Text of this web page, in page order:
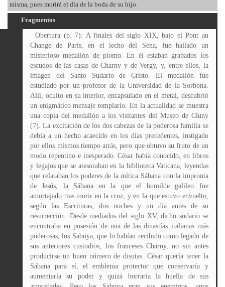
misma, pues morirá el día de la boda de su hijo.
Fragmentos
Obertura (p. 7): A finales del siglo XIX, bajo el Pont au Change de París, en el lecho del Sena, fue hallado un misterioso medallón de plomo. En él estaban grabados los escudos de las casas de Charny y de Vergy, y, entre ellos, la imagen del Santo Sudario de Cristo. El medallón fue estudiado por un profesor de la Universidad de la Sorbona. Allí, oculto en su interior, encapsulado en el metal, descubrió un enigmático mensaje templario. En la actualidad se muestra una copia del medallón a los visitantes del Museo de Cluny (7). La excitación de los dos cabezas de la poderosa familia se debía a un hecho acaecido en los días precedentes, instigado por ellos mismos tiempo atrás, pero que obtuvo su fruto de un modo repentino e inesperado. César había conocido, en libros y legajos que se atesoraban en la biblioteca Vaticana, leyendas que relataban los poderes de la mítica Sábana con la impronta de Jesús, la Sábana en la que el humilde galileo fue amortajado tras morir en la cruz, y en la que estuvo envuelto, según las Escrituras, dos noches y un día antes de su resurrección. Desde mediados del siglo XV, dicho sudario se encontraba en posesión de una de las dinastías italianas más poderosas, los Saboya, que lo habían recibido como legado de sus anteriores custodios, los franceses Charny, no sin antes producirse un buen número de disutas. César quería tener la Sábana para sí, el emblema protector que conservaría y aumentaría su poder y quizá borraría la huella de sus atrocidades. Pero los Saboya eran sus enemigos, unos enemigos poderosos que no se dejarían arrebatar tan preciada reliquia. Sólo la refinada astucia del joven Borgia podría idear un plan para conseguirla. Y este plan resultó, en el fondo, más sencillo de lo que imaginó en un principio, ya que apelaba a uno de los aspectos más íntimos y acervos de la naturaleza humana, al más bajo instinto del hombre: la lascivia. Los Borgia enviarían a una mujer joven, hermosa y carente de escrúpulos encargada de seducir a Carlos, el joven hijo de Filiberto, duque de Saboya; éste, engañado por la irresistible hembra y a petición suya, le mostraría la Sábana celosamente guardada, satisfaciendo en ella un deseo que debería obtener para él la ansiada recompensa de la carne. La mujer le pondría la miel en los labios, obligándole cada vez a mayores concesiones, hasta el momento en que podría sustraer la reliquia y huir de Chambéry levándola consigo. El plan había funcionado. Incluso antes de lo que César tenía previsto. Carlos de Saboya, todavía sólo un muchacho, sucumbió a os encantos de la pérfida agente de los Borgia. Se dejó enredar, en su ingenuidad, por las falsas palabras de amor, y permitió que el preciado Sudario fuera robado. Esto desencadenó una reacción de la familia que César tenía calculada. En primer lugar, lo mantendrán en secreto, tanto para preservar el buen nombre del chico como para evitar la hostilidad del pueblo que veneraba la reliquia, aunque le fuera mostrada en contadísimas ocasiones. Pero, además, tratarían de averiguar quién estaba detrás del robo, ya que era improbable que una sola persona urdiera la trama, consiguiera los salvoconductos falsos para penetrar en el territorio saboyano y tuviera la información necesaria y precisa para llevarla a cabo. Y era esto justamente lo que provocaba la excitación de los Borgia: necesitaban hacer deprisa una copia de la Sábana, tan exacta que nadie pudiera distinguirla: así podrían devolverla a los Saboya, aduciendo que la ladrona había sido apresada en sus territorios. Mantendrían para sí la reliquia auténtica a la para que obtendrían una ventaja diplomática (13-15). El recuerdo de lo que había ocurrido lo golpeó de repente. La impresión fue tal que, por un momento, no pudo siquiera respirar. Como había hecho en el río, abrió la boca tratando de robar un poco de aire. De nuevo sintió náuseas, e incluso saboreó otra vez el agua putrefacta. Con un gesto brusco soltó el medallón. Al golpear contra el suelo, se desprendió una parte de la coraza verdosa, dejando al descubierto algo de aspecto metálico. Estaba terriblemente asustado. Permaneció inmóvil en lasilla observando con horror el objeto. No se atrevía a moverse, pero tampoco quería que aquello permaneciera en su casa ni un instante más. Reuniendo todo el poco valor que le quedaba, se atrevió a levantarse y a ponerse de nuevo sus ropas. Todavía olían a fango y estaban húmedas. Mientras se vestía, no dejó de mirar el objeto que yacía en el suelo, en el mismo lugar en que lo había arrojado (31). También se incluía en el texto una breve reseña histórica, en la que se hablaba de algunas de las figuras más representativas de esa familia: Los orígenes de los Charny se pierden en los albores de la primera cruzada, que comenzó, bajo los auspicios del papa Urbano II, el día 27 de noviembre del 1095. A las órdenes de Godofredo de Bouillon, duque de la Baja Lorena, y con sólo diecisiete años, Cristián de Charny combatió en las sucesivas campañas que los cruzados llevaron a cabo en Tierra Santa: tras la conquista de Nicea y la derrota, en Dorilea, del grueso del ejército turco de Anatolia, participó en el sitio y asalto de Jerusalén, cuyos defensores egipcios fueron masacrados. Después de la guerra, Bouillon fue nombrado gobernador de Jerusalén, lugar en el que permaneció junto con un reducido grupo de hombres, entre ellos, Cristián de Charny. Tras la muerte del duque en el 1100, Cristián vuelve a Francia, a sus posesiones en el norte, donde se ve obligado a luchar de nuevo. Esta vez junto a Roberto II, duque de Normadía que, al año siguiente, invadió Inglaterra para arrebatársela a su hermano Enrique. Después de cinco años de falsas treguas, intrigas y batallas, Roberto es derrotado y Normandía pasa a manos de Enrique I, rey de Inglaterra. Hastiado por las luchas entre nobles cristianos, se une a las huestes de Hugo de la Champagne, que se dirigían a Palestina con el fin de proteger el reino latino de Jerusalén. Durante el largo viaje entabló amistad con uno de los capitanes del noble francés, Hugo de Payns. En 1118, éste y Cristián, junto con siete caballeros más, ofrecieron sus servicios y protección a Balduino II, entonces rey de Jerusalén, a quien Payns había conocido en el transcurso de la primera cruzada. Los caballeros fueron alojados en el templo de Salomón, por lo que recibieron el nombre de Caballeros del Temple o Templarios. Gilles se detuvo unos instantes. Le parecía haber oído un ruido a su espalda. Se irguió y escrutó a su alrededor para ver de qué se trataba. Sin embargo, como pudo comprobar, no había nadie en la sala excepto él. Tan sólo lo acompañaba el solemne retrato de Armand Jean du Plessis Richelieu, situado en uno de los extremos. El poderoso cardenal parecía estar más atento al académico que a los planos de La Sorbona, que sostenía en sus manos, aunque Bossuet no pensaba que fuera capaz de moverse. Probablemente no se tratara más que del crujido de las viejas maderas. -¿Me permitís continuar, monseñor? –interrogó al religioso antes de proseguir. Esta orden de monjes-guerreros se instituyó oficialmente nueve años más tarde, en el Concilio de Troyes de 1127, con el respaldo del papa Honorio II. Cristián de Charny siguió perteneciendo a ella hasta su muerte, acaecida en el 1141. La estirpe de los Charny estuvo a partir de entonces ligada inexorablemente a los templarios. Se cree que participaron en el saqueo de Constantinopla por los cruzados en 1204 aunque, después de esa fecha, no existe ningún dato sobre la familia hasta cien años más tarde, época en la que vivió Godofredo de Charny, maestre de la orden templaria de Normandía, que fue condenado a morir en la hoguera por orden de Felipe IV de Francia, junto al gran maestre, Jacobo de Molay, durante el proceso que destruyó la Orden del Temple. El académico se sorprendió al leer lo que le había ocurrido a Godofredo de Charny. Se preguntaba qué razones habían llevado al rey francés a acabar, de un modo tan terrible, con los caballeros templarios y con la vida de sus más altos representantes. Los años posteriores fueron muy duros para la familia Charny. Muchos de sus miembros, también caballeros templarios, se vieron despojados de sus bienes y obligados a jurar, frente a varios testigos y y el obispo de Rávena, que no habían cometido herejía alguna. Comenzó entonces un nuevo período de tiempo en blanco, que termina con otro Godofredo de Charny, caballero que murió defendiendo a su rey, Juan II, en la batalla de Poitiers frente a los ingleses. Años antes, había sido hecho prisionero por éstos y conseguido escapar de un modo milagroso de la fortaleza donde lo tenían recluido. Convencido de la intervención divina en su fuga, ordenó la construcción de una iglesia en la pequeña localidad de Lirey. En ella, mandó edificar una capilla donde se custodiaría el Santo Sudario de Cristo que, de algún modo no del todo esclarecido, había llegado a manos de la familia Charny. -¡Ésa es la relación! –exclamó el académico en voz alta-. Los Charny tenían la Sábana Santa (69-71). Los Saboya, como esperaba, agradecieron su mensaje, y le rogaron, sumamente cordiales, como la situación requería frente a un enemigo declarado, que les fuese restablecida, acompañando su petición con un valioso presente. César, que dominaba la situación a placer, no se inmutó al ordenar que decapitasen a la mujer que había robado el Sudario para él, con la que había mantenido relaciones íntimas durante los anteriores días, y enviaran su cabeza en un cesto junto con el arca de plata que contenía la reliquia. Así logró el joven Borgia cumplir sus deseos: poseer el verdadero Santo Sudario de Cristo y que la poderosa Casa de Saboya estuviera en deuda con su familia, pero el año siguiente, 1503, el papa Alejandro VI murió, quizás envenenado por su propia hija, Lucrecia, harta de los abusos de su padre; abusos para con ella, a la que utilizaba como una marioneta por designios de César, y de la que gozaba carnalmente cuando lo deseaba. Este hecho afect